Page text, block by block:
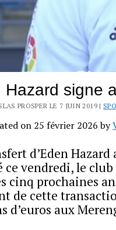
Hazard signe
PROSPER LE 7 JUIN 2019 |
on 25 février 2026 by
d’Eden
ce vendredi, le
cinq prochaines
de cette
d’euros aux